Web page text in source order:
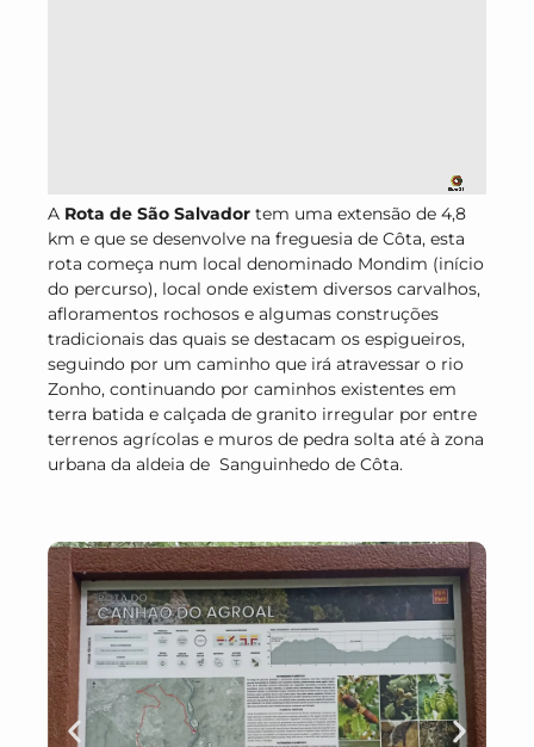
A Rota de São Salvador tem uma extensão de 4,8
km e que se desenvolve na freguesia de Côta, esta
rota começa num local denominado Mondim (início
do percurso), local onde existem diversos carvalhos,
afloramentos rochosos e algumas construções
tradicionais das quais se destacam os espigueiros,
seguindo por um caminho que irá atravessar o rio
Zonho, continuando por caminhos existentes em
terra batida e calçada de granito irregular por entre
terrenos agrícolas e muros de pedra solta até à zona
urbana da aldeia de Sanguinhedo de Côta.